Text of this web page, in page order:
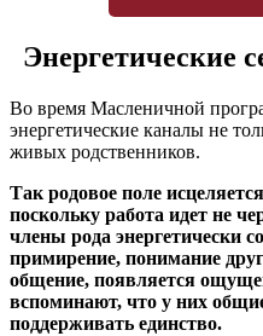
Энергетические
Во время Масленичной
энергетические каналы не
живых родственников.
Так родовое поле
поскольку работа идет не
члены рода энергетически
примирение, понимание
общение, появляется
вспоминают, что у них
поддерживать единство.